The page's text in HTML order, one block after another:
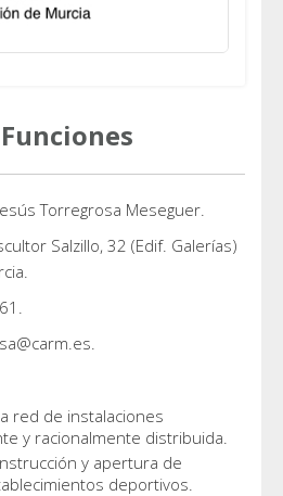
Torregrosa Meseguer.
Salzillo, 32 (Edif. Galerías)
red de instalaciones
y racionalmente distribuida.
y apertura de
deportivos.